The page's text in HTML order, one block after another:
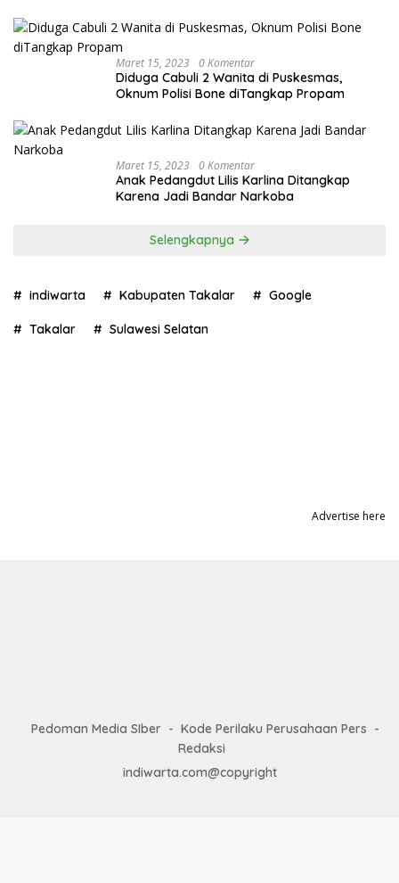
Maret 15, 2023 0 Komentar
Diduga Cabuli 2 Wanita di Puskesmas,
Oknum Polisi Bone diTangkap Propam
Maret 15, 2023 0 Komentar
Anak Pedangdut Lilis Karlina Ditangkap
Karena Jadi Bandar Narkoba
Selengkapnya
indiwarta Kabupaten Takalar Google
Takalar Sulawesi Selatan
Advertise here
Pedoman Media SIber
Kode Perilaku Perusahaan Pers
Redaksi
indiwarta.com@copyright